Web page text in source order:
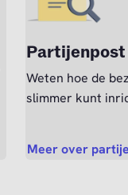
Weten hoe de
slimmer kunt
Meer over